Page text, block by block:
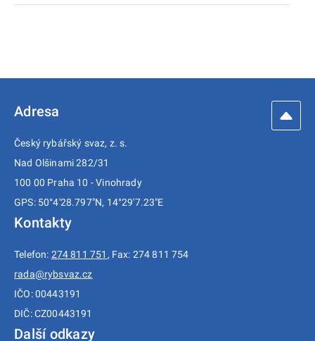
Adresa
Český rybářský svaz, z. s.
Nad Olšinami 282/31
100 00 Praha 10 - Vinohrady
GPS: 50°4'28.797"N, 14°29'7.23"E
Kontakty
Telefon: 274 811 751 , Fax: 274 811 754
rada@rybsvaz.cz
IČO: 00443191
DIČ: CZ00443191
Další odkazy